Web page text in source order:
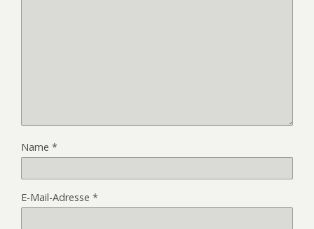
Name *
E-Mail-Adresse *